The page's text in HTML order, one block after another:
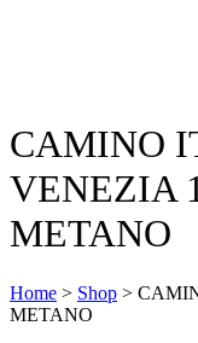
CAMINO
VENEZIA
METANO
Home > Shop >
METANO